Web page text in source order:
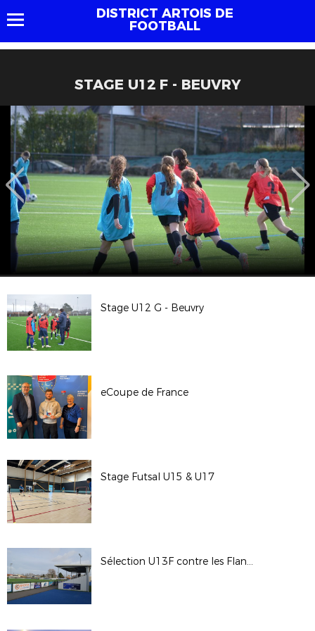
DISTRICT ARTOIS DE
FOOTBALL
STAGE U12 F - BEUVRY
Stage U12 G - Beuvry
eCoupe de France
Stage Futsal U15 & U17
Sélection U13F contre les Flandres